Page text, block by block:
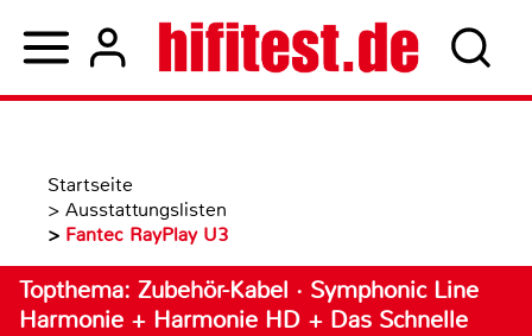
Startseite
> Ausstattungslisten
> Fantec RayPlay U3
Topthema: Zubehör-Kabel · Symphonic Line
Harmonie + Harmonie HD + Das Schnelle